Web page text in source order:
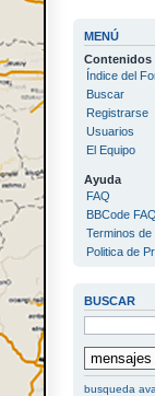
MENÚ
Contenidos
Índice del
Buscar
Registrarse
Usuarios
El Equipo
Ayuda
FAQ
BBCode FAQ
Terminos de
Politica de
BUSCAR
busqueda